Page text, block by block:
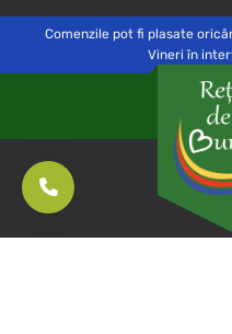
Delivery toSăvinești, NT Switch
Comenzile pot fi plasate
Vineri în